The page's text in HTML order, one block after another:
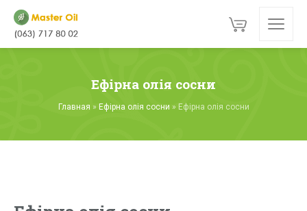
Ефірна олія сосни
Главная » Ефірна олія сосни » Ефірна олія сосни